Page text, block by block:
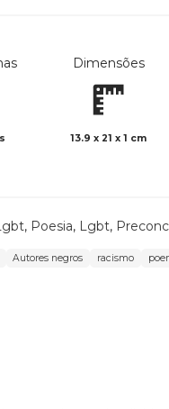
Dimensões
13.9 x 21 x 1 cm
, Poesia, Lgbt,
Autores negros racismo